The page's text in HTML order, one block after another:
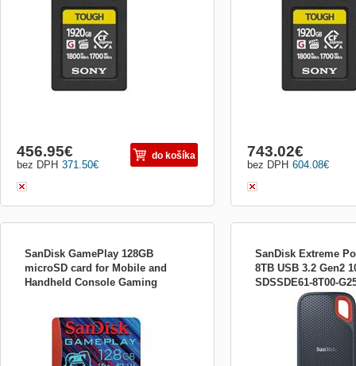
371.50€
bez DPH
456.95€ do košíka
and compactness Karty
G1920T), 960 GB (CEA-
(CEA-G480T) a 240 GB
podporujú štandard
604.08€
bez DPH
743.02€
SanDisk GamePlay 128GB
microSD card for Mobile and
Handheld Console Gaming
UHS-I U3 - microSDXC UHS-I Paměťová
karta flash - 128 GB - A2 / Video Class
V30 / UHS-I U3 - microSDXC UHS-I
SanDisk Extreme
8TB USB 3.2 Gen2
SDSSDE61-8T00-
SanDisk Extreme - SSD
(přenosný) - USB 3.2
konektor) - AES 256 bitů
externí (přenosný) -
C konektor) - AES 256